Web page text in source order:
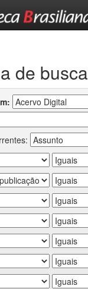
de busca